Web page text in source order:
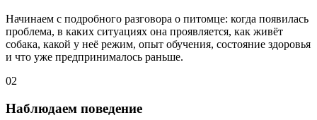
Начинаем с подробного разговора о питомце: когда появилась
проблема, в каких ситуациях она проявляется, как живёт
собака, какой у неё режим, опыт обучения, состояние здоровья
и что уже предпринималось раньше.
02
Наблюдаем поведение